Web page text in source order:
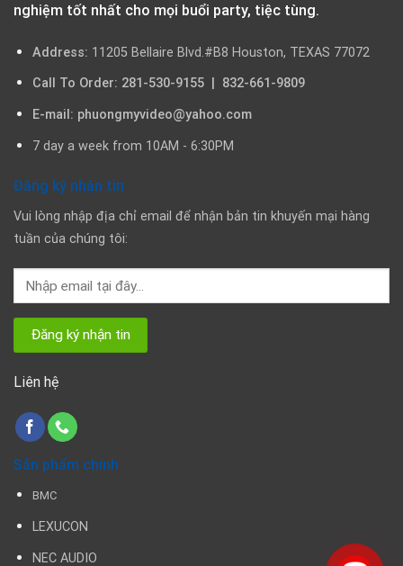
nghiệm tốt nhất cho mọi buổi party, tiệc tùng.
Address: 11205 Bellaire Blvd.#B8 Houston, TEXAS 77072
Call To Order: 281-530-9155 | 832-661-9809
E-mail: phuongmyvideo@yahoo.com
7 day a week from 10AM - 6:30PM
Đăng ký nhận tin
Vui lòng nhập địa chỉ email để nhận bản tin khuyến mại hàng
tuần của chúng tôi:
Liên hệ
Sản phẩm chính
BMC
LEXUCON
NEC AUDIO